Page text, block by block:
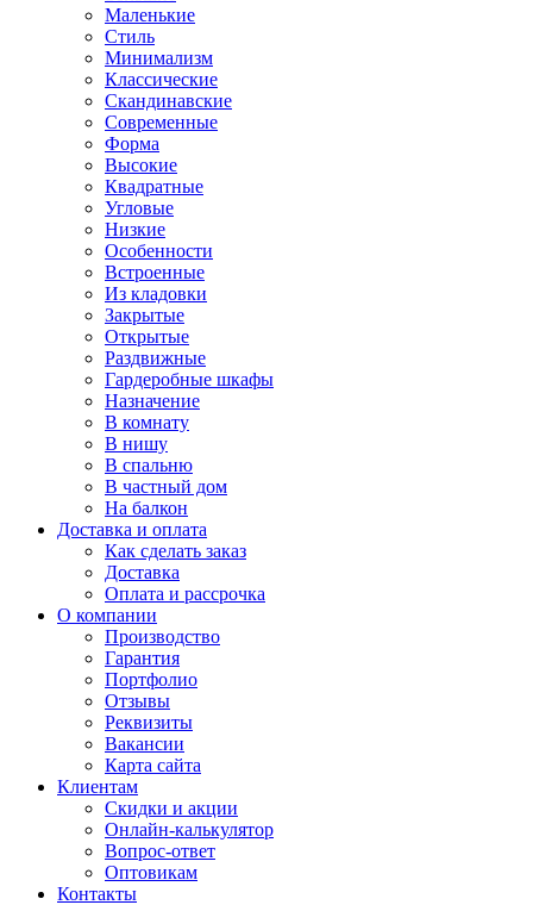
Маленькие
Стиль
Минимализм
Классические
Скандинавские
Современные
Форма
Высокие
Квадратные
Угловые
Низкие
Особенности
Встроенные
Из кладовки
Закрытые
Открытые
Раздвижные
Гардеробные шкафы
Назначение
В комнату
В нишу
В спальню
В частный дом
На балкон
Доставка и оплата
Как сделать заказ
Доставка
Оплата и рассрочка
О компании
Производство
Гарантия
Портфолио
Отзывы
Реквизиты
Вакансии
Карта сайта
Клиентам
Скидки и акции
Онлайн-калькулятор
Вопрос-ответ
Оптовикам
Контакты